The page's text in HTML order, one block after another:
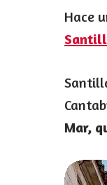
Hace
Mar,